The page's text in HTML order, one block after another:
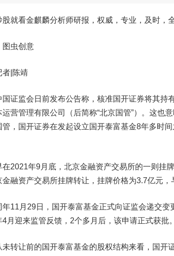
看金麒麟分析师研报，权威，专业，及时，全
图虫创意
|陈靖
监会日前发布公告称，核准国开证券将其持
运营管理有限公司（后简称“北京国管”）。这也
管，国开证券在发起设立国开泰富基金8年多时
年9月底，北京金融资产交易所的一则挂牌
金融资产交易所挂牌转让，挂牌价格为3.7亿元，
月29日，国开泰富基金正式向证监会递交变
4月迎来监管反馈，2个多月后，该申请正式获批。
让前的国开泰富基金的股权结构来看，国开